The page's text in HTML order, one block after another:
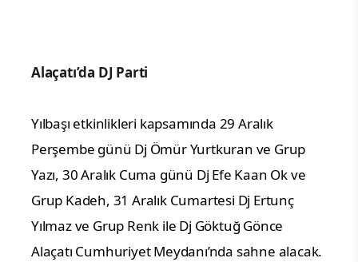
Alaçatı’da DJ Parti
Yılbaşı etkinlikleri kapsamında 29 Aralık
Perşembe günü Dj Ömür Yurtkuran ve Grup
Yazı, 30 Aralık Cuma günü Dj Efe Kaan Ok ve
Grup Kadeh, 31 Aralık Cumartesi Dj Ertunç
Yılmaz ve Grup Renk ile Dj Göktuğ Gönce
Alaçatı Cumhuriyet Meydanı’nda sahne alacak.